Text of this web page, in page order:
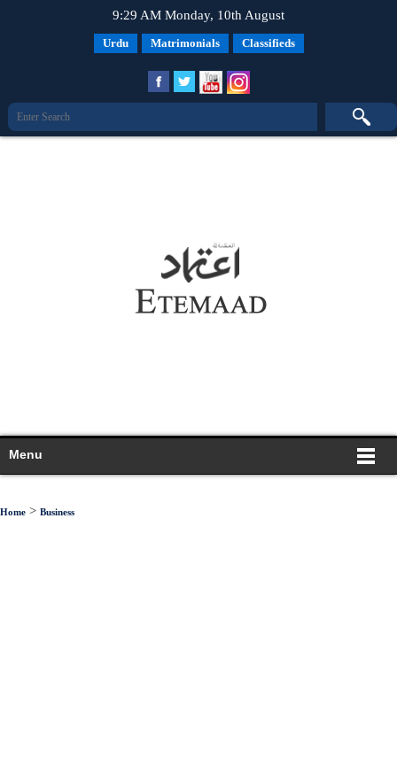
9:29 AM Monday, 10th August
Urdu Matrimonials Classifieds
Menu
Home > Business